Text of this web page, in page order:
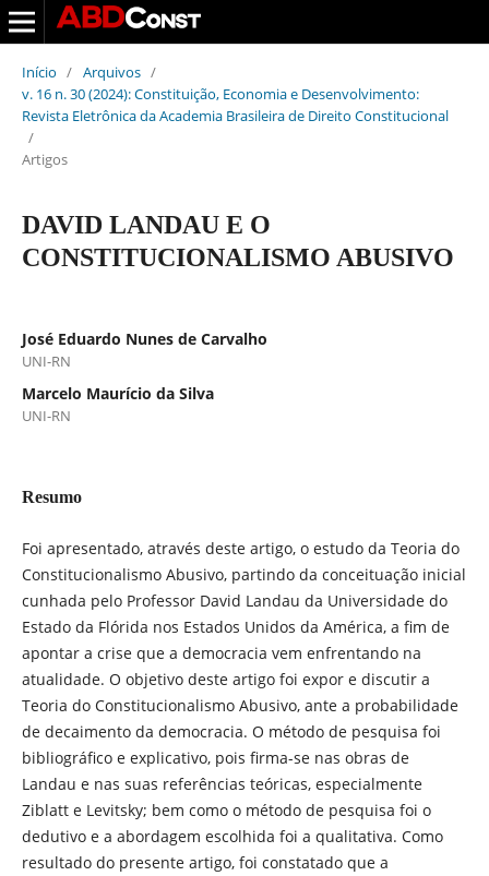
Início / Arquivos /
v. 16 n. 30 (2024): Constituição, Economia e Desenvolvimento:
Revista Eletrônica da Academia Brasileira de Direito Constitucional
/
Artigos
DAVID LANDAU E O
CONSTITUCIONALISMO ABUSIVO
José Eduardo Nunes de Carvalho
UNI-RN
Marcelo Maurício da Silva
UNI-RN
Resumo
Foi apresentado, através deste artigo, o estudo da Teoria do
Constitucionalismo Abusivo, partindo da conceituação inicial
cunhada pelo Professor David Landau da Universidade do
Estado da Flórida nos Estados Unidos da América, a fim de
apontar a crise que a democracia vem enfrentando na
atualidade. O objetivo deste artigo foi expor e discutir a
Teoria do Constitucionalismo Abusivo, ante a probabilidade
de decaimento da democracia. O método de pesquisa foi
bibliográfico e explicativo, pois firma-se nas obras de
Landau e nas suas referências teóricas, especialmente
Ziblatt e Levitsky; bem como o método de pesquisa foi o
dedutivo e a abordagem escolhida foi a qualitativa. Como
resultado do presente artigo, foi constatado que a